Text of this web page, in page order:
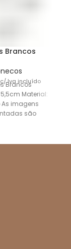
Brancos
c/ Iva incluído
Brancos
Material:
As imagens
são